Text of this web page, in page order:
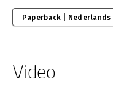
Paperback | Nederlands
Video